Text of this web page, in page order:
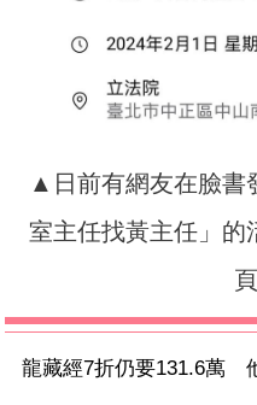
▲日前有網友在臉書
室主任找黃主任」的
龍藏經7折仍要131.6萬